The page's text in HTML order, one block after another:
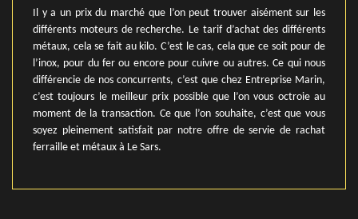
Il y a un prix du marché que l’on peut trouver aisément sur les
différents moteurs de recherche. Le tarif d’achat des différents
métaux, cela se fait au kilo. C’est le cas, cela que ce soit pour de
l’inox, pour du fer ou encore pour cuivre ou autres. Ce qui nous
différencie de nos concurrents, c’est que chez Entreprise Marin,
c’est toujours le meilleur prix possible que l’on vous octroie au
moment de la transaction. Ce que l’on souhaite, c’est que vous
soyez pleinement satisfait par notre offre de servie de rachat
ferraille et métaux à Le Sars.